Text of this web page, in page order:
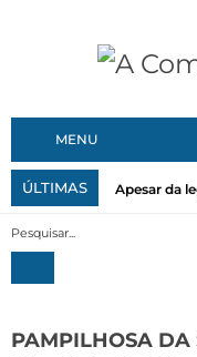
MENU
ÚLTIMAS Apesar da
PAMPILHOSA DA